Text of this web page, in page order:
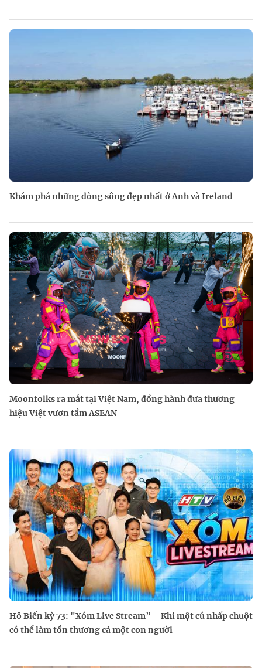
Khám phá những dòng sông đẹp nhất ở Anh và Ireland
Moonfolks ra mắt tại Việt Nam, đồng hành đưa thương
hiệu Việt vươn tầm ASEAN
Hô Biến kỳ 73: "Xóm Live Stream” – Khi một cú nhấp chuột
có thể làm tổn thương cả một con người